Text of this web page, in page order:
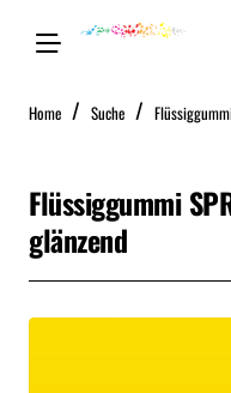
Home home Suche
Flüssiggummi
glänzend